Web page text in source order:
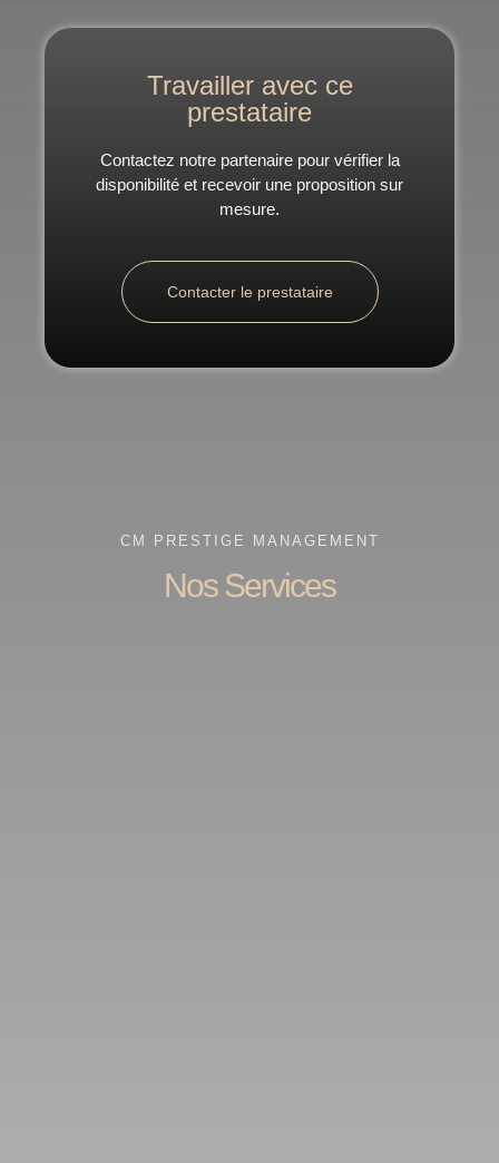
Travailler avec ce
prestataire
Contactez notre partenaire pour vérifier la
disponibilité et recevoir une proposition sur
mesure.
Contacter le prestataire
CM PRESTIGE MANAGEMENT
Nos Services